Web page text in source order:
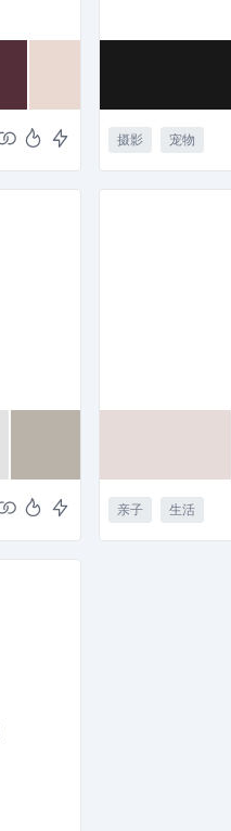
摄影 宠物
亲子 生活